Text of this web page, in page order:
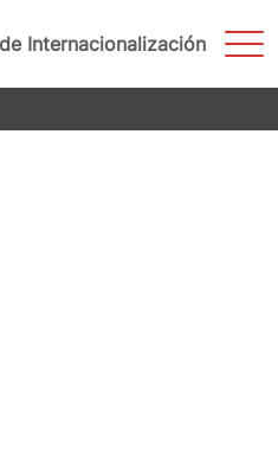
Internacionalización